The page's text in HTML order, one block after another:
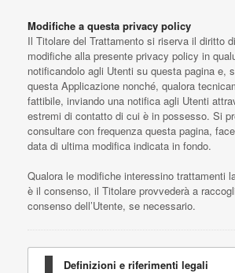
Modifiche a questa privacy policy
Il Titolare del Trattamento si riserva il diritto
modifiche alla presente privacy policy in
notificandolo agli Utenti su questa pagina e,
questa Applicazione nonché, qualora
fattibile, inviando una notifica agli Utenti
estremi di contatto di cui è in possesso. Si
consultare con frequenza questa pagina,
data di ultima modifica indicata in fondo.
Qualora le modifiche interessino trattamenti
è il consenso, il Titolare provvederà a
consenso dell’Utente, se necessario.
Definizioni e riferimenti legali